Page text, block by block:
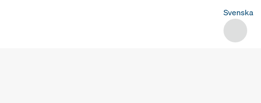
Svenska